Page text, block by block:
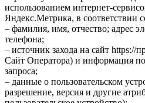
использованием интернет-
Яндекс.Метрика, в соответствии
– фамилия, имя, отчество; адрес
телефона;
– источник захода на сайт https://
Сайт Оператора) и информация
запроса;
– данные о пользовательском
разрешение, версия и другие